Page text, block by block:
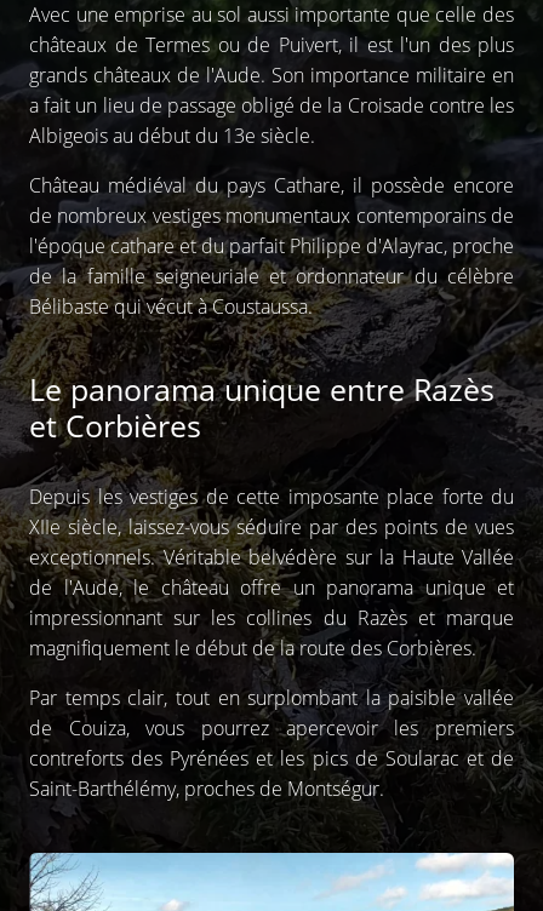
Avec une emprise au sol aussi importante que celle des
châteaux de Termes ou de Puivert, il est l'un des plus
grands châteaux de l'Aude. Son importance militaire en
a fait un lieu de passage obligé de la Croisade contre les
Albigeois au début du 13e siècle.
Château médiéval du pays Cathare, il possède encore
de nombreux vestiges monumentaux contemporains de
l'époque cathare et du parfait Philippe d'Alayrac, proche
de la famille seigneuriale et ordonnateur du célèbre
Bélibaste qui vécut à Coustaussa.
Le panorama unique entre Razès
et Corbières
Depuis les vestiges de cette imposante place forte du
XIIe siècle, laissez-vous séduire par des points de vues
exceptionnels. Véritable belvédère sur la Haute Vallée
de l'Aude, le château offre un panorama unique et
impressionnant sur les collines du Razès et marque
magnifiquement le début de la route des Corbières.
Par temps clair, tout en surplombant la paisible vallée
de Couiza, vous pourrez apercevoir les premiers
contreforts des Pyrénées et les pics de Soularac et de
Saint-Barthélémy, proches de Montségur.